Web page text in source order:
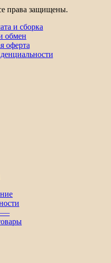
права защищены.
и сборка
обмен
оферта